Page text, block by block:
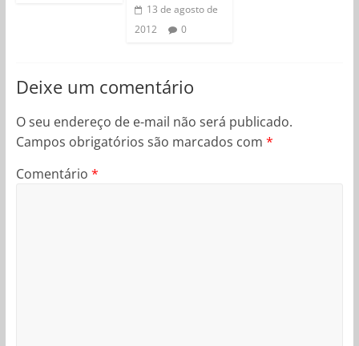
13 de agosto de
2012
0
Deixe um comentário
O seu endereço de e-mail não será publicado.
Campos obrigatórios são marcados com *
Comentário *